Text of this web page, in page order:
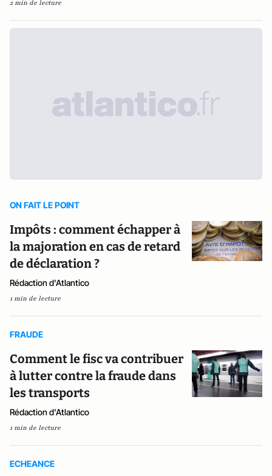
2 min de lecture
ON FAIT LE POINT
Impôts : comment échapper à
la majoration en cas de retard
de déclaration ?
Rédaction d'Atlantico
1 min de lecture
FRAUDE
Comment le fisc va contribuer
à lutter contre la fraude dans
les transports
Rédaction d'Atlantico
1 min de lecture
ECHEANCE